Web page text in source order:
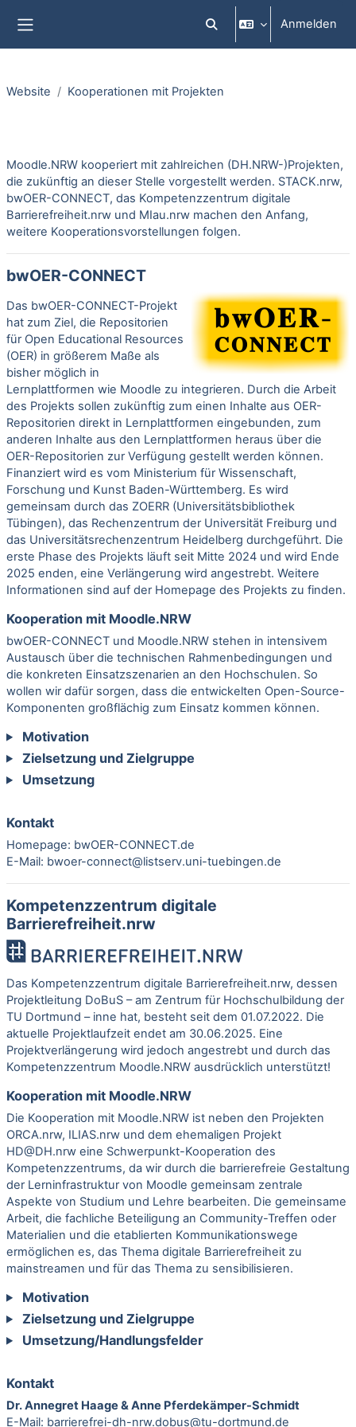
Sucheingabe umschalten
Anmelden
Website Kooperationen mit Projekten
Moodle.NRW kooperiert mit zahlreichen (DH.NRW-)Projekten,
die zukünftig an dieser Stelle vorgestellt werden. STACK.nrw,
bwOER-CONNECT, das Kompetenzzentrum digitale
Barrierefreiheit.nrw und MIau.nrw machen den Anfang,
weitere Kooperationsvorstellungen folgen.
bwOER-CONNECT
Das bwOER-CONNECT-Projekt
hat zum Ziel, die Repositorien
für Open Educational Resources
(OER) in größerem Maße als
bisher möglich in
Lernplattformen wie Moodle zu integrieren. Durch die Arbeit
des Projekts sollen zukünftig zum einen Inhalte aus OER-
Repositorien direkt in Lernplattformen eingebunden, zum
anderen Inhalte aus den Lernplattformen heraus über die
OER-Repositorien zur Verfügung gestellt werden können.
Finanziert wird es vom Ministerium für Wissenschaft,
Forschung und Kunst Baden-Württemberg. Es wird
gemeinsam durch das ZOERR (Universitätsbibliothek
Tübingen), das Rechenzentrum der Universität Freiburg und
das Universitätsrechenzentrum Heidelberg durchgeführt. Die
erste Phase des Projekts läuft seit Mitte 2024 und wird Ende
2025 enden, eine Verlängerung wird angestrebt. Weitere
Informationen sind auf der Homepage des Projekts zu finden.
Kooperation mit Moodle.NRW
bwOER-CONNECT und Moodle.NRW stehen in intensivem
Austausch über die technischen Rahmenbedingungen und
die konkreten Einsatzszenarien an den Hochschulen. So
wollen wir dafür sorgen, dass die entwickelten Open-Source-
Komponenten großflächig zum Einsatz kommen können.
Motivation
Zielsetzung und Zielgruppe
Umsetzung
Kontakt
Homepage: bwOER-CONNECT.de
E-Mail: bwoer-connect@listserv.uni-tuebingen.de
Kompetenzzentrum digitale
Barrierefreiheit.nrw
Das Kompetenzzentrum digitale Barrierefreiheit.nrw, dessen
Projektleitung DoBuS – am Zentrum für Hochschulbildung der
TU Dortmund – inne hat, besteht seit dem 01.07.2022. Die
aktuelle Projektlaufzeit endet am 30.06.2025. Eine
Projektverlängerung wird jedoch angestrebt und durch das
Kompetenzzentrum Moodle.NRW ausdrücklich unterstützt!
Kooperation mit Moodle.NRW
Die Kooperation mit Moodle.NRW ist neben den Projekten
ORCA.nrw, ILIAS.nrw und dem ehemaligen Projekt
HD@DH.nrw eine Schwerpunkt-Kooperation des
Kompetenzzentrums, da wir durch die barrierefreie Gestaltung
der Lerninfrastruktur von Moodle gemeinsam zentrale
Aspekte von Studium und Lehre bearbeiten. Die gemeinsame
Arbeit, die fachliche Beteiligung an Community-Treffen oder
Materialien und die etablierten Kommunikationswege
ermöglichen es, das Thema digitale Barrierefreiheit zu
mainstreamen und für das Thema zu sensibilisieren.
Motivation
Zielsetzung und Zielgruppe
Umsetzung/Handlungsfelder
Kontakt
Dr. Annegret Haage & Anne Pferdekämper-Schmidt
E-Mail: barrierefrei-dh-nrw.dobus@tu-dortmund.de